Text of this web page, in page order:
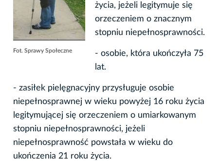
Fot. Sprawy Społeczne
życia, jeżeli legitymuje się
orzeczeniem o znacznym
stopniu niepełnosprawności.
- osobie, która ukończyła 75
lat.
- zasiłek pielęgnacyjny przysługuje osobie
niepełnosprawnej w wieku powyżej 16 roku życia
legitymującej się orzeczeniem o umiarkowanym
stopniu niepełnosprawności, jeżeli
niepełnosprawność powstała w wieku do
ukończenia 21 roku życia.